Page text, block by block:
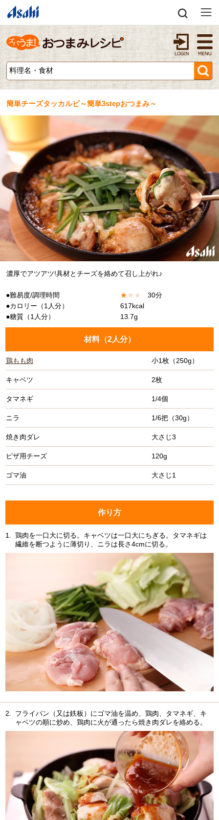
簡単チーズタッカルビ～簡単3stepおつまみ～
濃厚でアツアツ!具材とチーズを絡めて召し上がれ♪
●難易度/調理時間 ★★ ★
30分
●カロリー（1人分）
617kcal
●糖質（1人分）
13.7g
材料（2人分）
鶏もも肉 小1枚（250g）
キャベツ 2枚
タマネギ 1/4個
ニラ 1/6把（30g）
焼き肉ダレ 大さじ3
ピザ用チーズ 120g
ゴマ油 大さじ1
作り方
1.
鶏肉を一口大に切る。キャベツは一口大にちぎる。タマネギは
繊維を断つように薄切り、ニラは長さ4cmに切る。
2.
フライパン（又は鉄板）にゴマ油を温め、鶏肉、タマネギ、キ
ャベツの順に炒め、鶏肉に火が通ったら焼き肉ダレを絡める。